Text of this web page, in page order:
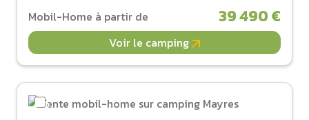
Mobil-Home à partir de 39 490 €
Voir le camping